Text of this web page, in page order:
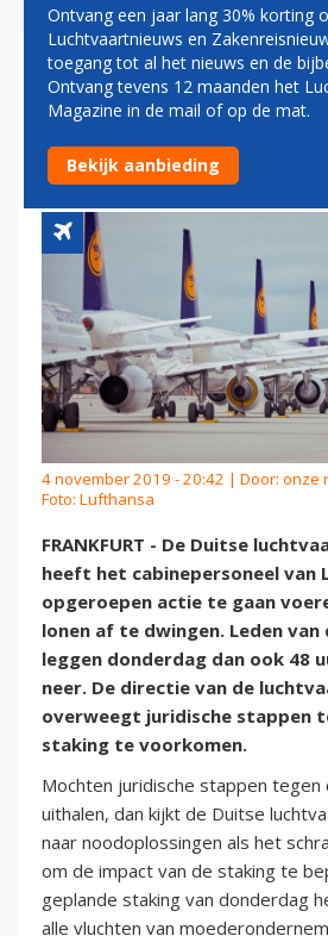
CABINEPERSONEEL
LUFTHANSA GAAT
DONDERDAG
4 november 2019 - 20:42 | Door: onze
Foto: Lufthansa
FRANKFURT - De Duitse
heeft het cabinepersoneel van
opgeroepen actie te gaan
lonen af te dwingen. Leden van
leggen donderdag dan ook 48
neer. De directie van de
overweegt juridische stappen
staking te voorkomen.
Mochten juridische stappen tegen
uithalen, dan kijkt de Duitse
naar noodoplossingen als het
om de impact van de staking te
geplande staking van donderdag
alle vluchten van
Ontvang een jaar lang 30% korting
Luchtvaartnieuws en
toegang tot al het nieuws en de
Ontvang tevens 12 maanden het
Magazine in de mail of op de mat.
Bekijk aanbieding